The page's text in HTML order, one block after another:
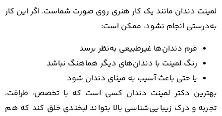
دندان مانند یک کار هنری روی صورت شماست. اگر این کار
انجام نشود، ممکن است:
فرم دندان‌ها غیرطبیعی به‌نظر برسد
رنگ لمینت با دندان‌های دیگر هماهنگ نباشد
یا حتی باعث آسیب به مینای دندان شود
دکتر لمینت دندان کسی است که با تخصص، ظرافت،
و درک زیبایی‌شناسی بالا بتواند لبخندی خلق کند که هم